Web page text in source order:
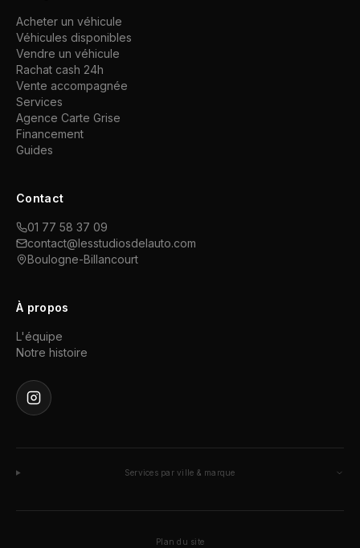
Acheter un véhicule
Véhicules disponibles
Vendre un véhicule
Rachat cash 24h
Vente accompagnée
Services
Agence Carte Grise
Financement
Guides
Contact
01 77 58 37 09
contact@lesstudiosdelauto.com
Boulogne-Billancourt
À propos
L'équipe
Notre histoire
Services par ville & marque
Plan du site